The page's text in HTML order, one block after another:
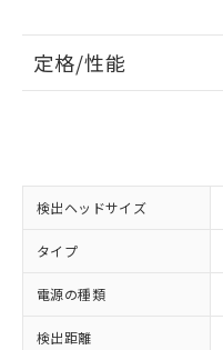
定格/性能
検出ヘッドサイズ
タイプ
電源の種類
検出距離